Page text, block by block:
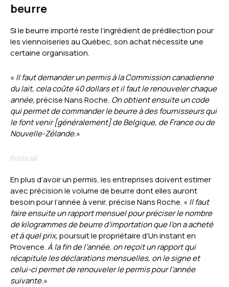
beurre
Si le beurre importé reste l’ingrédient de prédilection pour
les viennoiseries au Québec, son achat nécessite une
certaine organisation.
« Il faut demander un permis à la Commission canadienne
du lait, cela coûte 40 dollars et il faut le renouveler chaque
année,précise Nans Roche. On obtient ensuite un code
qui permet de commander le beurre à des fournisseurs qui
le font venir [généralement] de Belgique, de France ou de
Nouvelle-Zélande.»
En plus d’avoir un permis, les entreprises doivent estimer
avec précision le volume de beurre dont elles auront
besoin pour l’année à venir, précise Nans Roche. « Il faut
faire ensuite un rapport mensuel pour préciser le nombre
de kilogrammes de beurre d’importation que l’on a acheté
et à quel prix,poursuit le propriétaire d’Un instant en
Provence.À la fin de l’année, on reçoit un rapport qui
récapitule les déclarations mensuelles, on le signe et
celui-ci permet de renouveler le permis pour l’année
suivante.»